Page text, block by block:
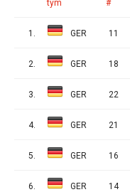
tým #
1. GER 11
2. GER 18
3. GER 22
4. GER 21
5. GER 16
6. GER 14